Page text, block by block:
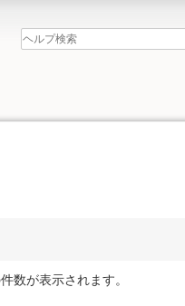
数が表示されます。